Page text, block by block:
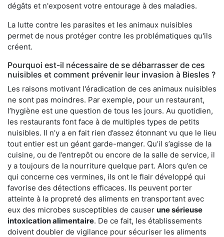
dégâts et n'exposent votre entourage à des maladies.
La lutte contre les parasites et les animaux nuisibles
permet de nous protéger contre les problématiques qu'ils
créent.
Pourquoi est-il nécessaire de se débarrasser de ces
nuisibles et comment prévenir leur invasion à Biesles ?
Les raisons motivant l'éradication de ces animaux nuisibles
ne sont pas moindres. Par exemple, pour un restaurant,
l’hygiène est une question de tous les jours. Au quotidien,
les restaurants font face à de multiples types de petits
nuisibles. Il n’y a en fait rien d’assez étonnant vu que le lieu
tout entier est un géant garde-manger. Qu’il s’agisse de la
cuisine, ou de l’entrepôt ou encore de la salle de service, il
y a toujours de la nourriture quelque part. Alors qu’en ce
qui concerne ces vermines, ils ont le flair développé qui
favorise des détections efficaces. Ils peuvent porter
atteinte à la propreté des aliments en transportant avec
eux des microbes susceptibles de causer une sérieuse
intoxication alimentaire. De ce fait, les établissements
doivent doubler de vigilance pour sécuriser les aliments